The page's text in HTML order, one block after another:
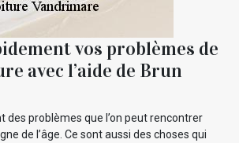
vos problèmes de
avec l’aide de Brun
des problèmes que l’on peut rencontrer
de l’âge. Ce sont aussi des choses qui